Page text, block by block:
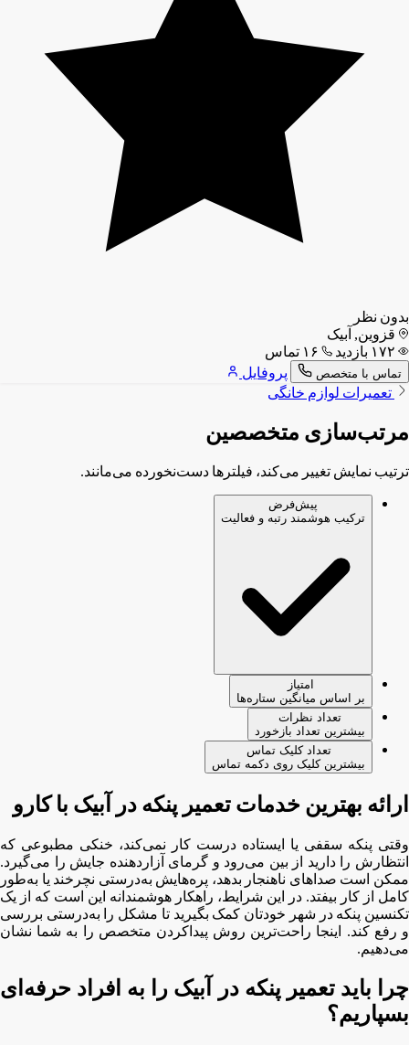
بدون نظر
قزوین, آبیک
تماس با متخصص
پروفایل
تعمیرات لوازم خانگی
مرتب‌سازی متخصصین
ترتیب نمایش تغییر می‌کند، فیلترها دست‌نخورده می‌مانند.
پیش‌فرض
ترکیب هوشمند رتبه و فعالیت
امتیاز
بر اساس میانگین ستاره‌ها
تعداد نظرات
بیشترین تعداد بازخورد
تعداد کلیک تماس
بیشترین کلیک روی دکمه تماس
ارائه بهترین خدمات تعمیر پنکه در آبیک با کارو
وقتی پنکه سقفی یا ایستاده درست کار نمی‌کند، خنکی مطبوعی که
انتظارش را دارید از بین می‌رود و گرمای آزاردهنده جایش را می‌گیرد.
ممکن است صداهای ناهنجار بدهد، پره‌هایش به‌درستی نچرخند یا به‌طور
کامل از کار بیفتد. در این شرایط، راهکار هوشمندانه این است که از یک
تکنسین پنکه در شهر خودتان کمک بگیرید تا مشکل را به‌درستی بررسی
و رفع کند. اینجا راحت‌ترین روش پیداکردن متخصص را به شما نشان
می‌دهیم.
چرا باید تعمیر پنکه در آبیک را به افراد حرفه‌ای
بسپاریم؟